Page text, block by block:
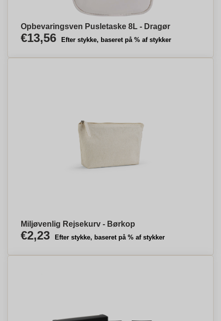
Opbevaringsven Pusletaske 8L - Dragør
€13,56 Efter stykke, baseret på % af stykker
Miljøvenlig Rejsekurv - Børkop
€2,23 Efter stykke, baseret på % af stykker